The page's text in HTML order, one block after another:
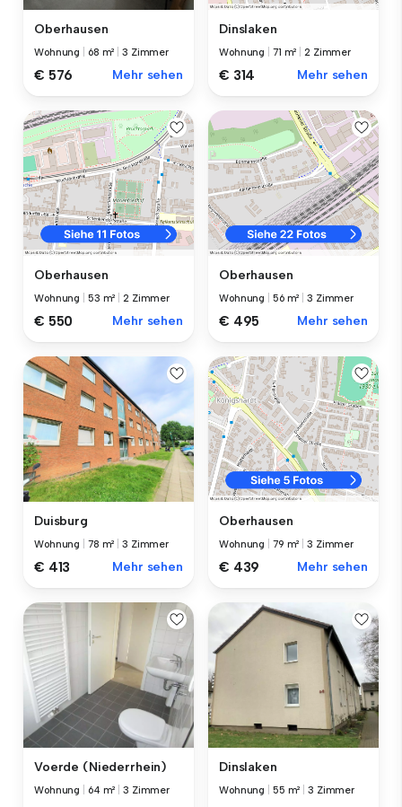
Oberhausen
Wohnung 68 m² |3 Zimmer
€ 576 Mehr sehen
Dinslaken
Wohnung 71 m² |2 Zimmer
€ 314 Mehr sehen
Oberhausen
Wohnung 53 m² |2 Zimmer
€ 550 Mehr sehen
Oberhausen
Wohnung 56 m² |3 Zimmer
€ 495 Mehr sehen
Duisburg
Wohnung 78 m² |3 Zimmer
€ 413 Mehr sehen
Oberhausen
Wohnung 79 m² |3 Zimmer
€ 439 Mehr sehen
Voerde (Niederrhein)
Wohnung 64 m² |3 Zimmer
Dinslaken
Wohnung 55 m² |3 Zimmer